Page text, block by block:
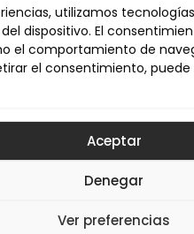
utilizamos
dispositivo. El
el comportamiento de
el consentimiento,
Aceptar
Denegar
Ver preferencias